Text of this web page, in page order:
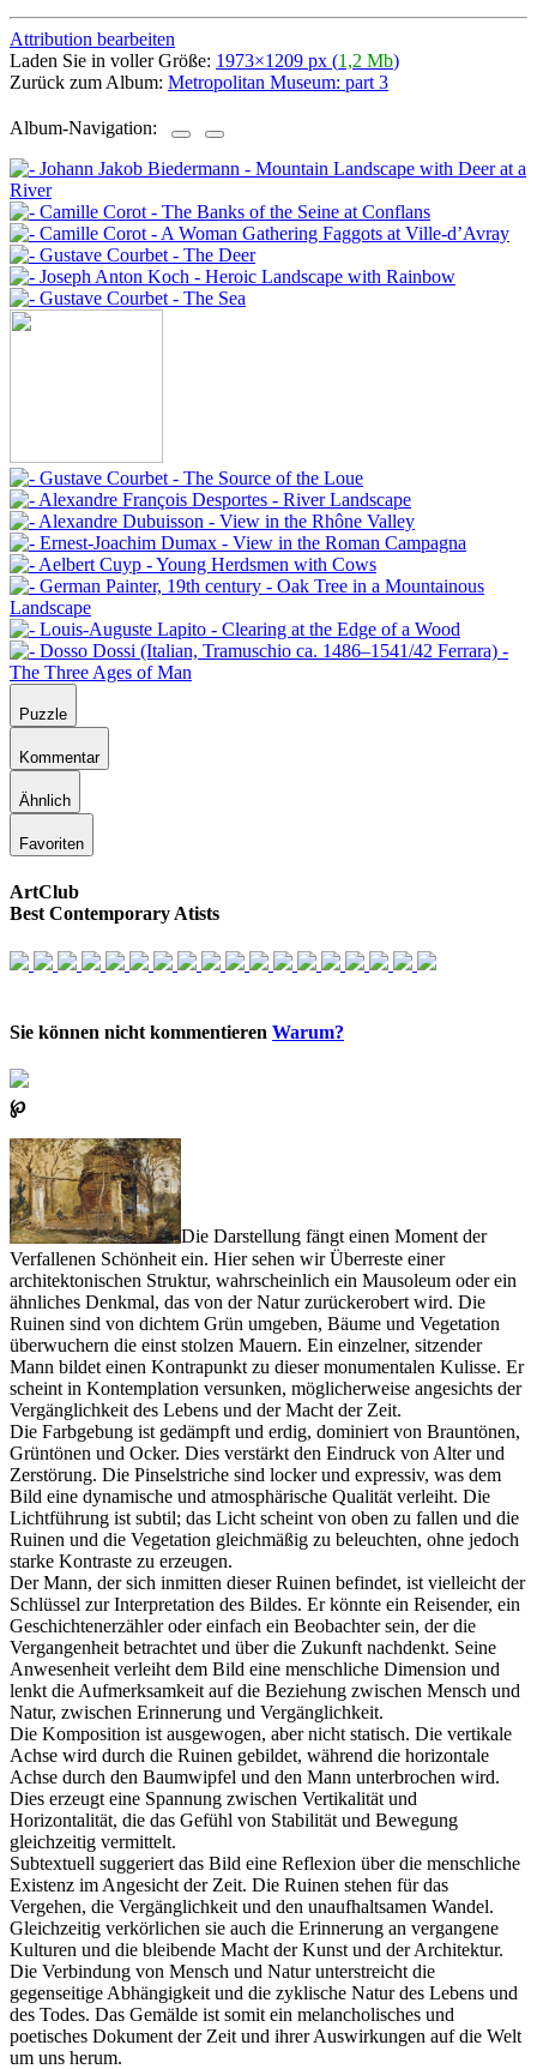
Attribution bearbeiten
Laden Sie in voller Größe: 1973×1209 px (1,2 Mb)
Zurück zum Album: Metropolitan Museum: part 3
Album-Navigation:
Puzzle
Kommentar
Ähnlich
Favoriten
ArtClub
Best Contemporary Atists
Sie können nicht kommentieren Warum?
℘
Die Darstellung fängt einen Moment der
Verfallenen Schönheit ein. Hier sehen wir Überreste einer
architektonischen Struktur, wahrscheinlich ein Mausoleum oder ein
ähnliches Denkmal, das von der Natur zurückerobert wird. Die
Ruinen sind von dichtem Grün umgeben, Bäume und Vegetation
überwuchern die einst stolzen Mauern. Ein einzelner, sitzender
Mann bildet einen Kontrapunkt zu dieser monumentalen Kulisse. Er
scheint in Kontemplation versunken, möglicherweise angesichts der
Vergänglichkeit des Lebens und der Macht der Zeit.
Die Farbgebung ist gedämpft und erdig, dominiert von Brauntönen,
Grüntönen und Ocker. Dies verstärkt den Eindruck von Alter und
Zerstörung. Die Pinselstriche sind locker und expressiv, was dem
Bild eine dynamische und atmosphärische Qualität verleiht. Die
Lichtführung ist subtil; das Licht scheint von oben zu fallen und die
Ruinen und die Vegetation gleichmäßig zu beleuchten, ohne jedoch
starke Kontraste zu erzeugen.
Der Mann, der sich inmitten dieser Ruinen befindet, ist vielleicht der
Schlüssel zur Interpretation des Bildes. Er könnte ein Reisender, ein
Geschichtenerzähler oder einfach ein Beobachter sein, der die
Vergangenheit betrachtet und über die Zukunft nachdenkt. Seine
Anwesenheit verleiht dem Bild eine menschliche Dimension und
lenkt die Aufmerksamkeit auf die Beziehung zwischen Mensch und
Natur, zwischen Erinnerung und Vergänglichkeit.
Die Komposition ist ausgewogen, aber nicht statisch. Die vertikale
Achse wird durch die Ruinen gebildet, während die horizontale
Achse durch den Baumwipfel und den Mann unterbrochen wird.
Dies erzeugt eine Spannung zwischen Vertikalität und
Horizontalität, die das Gefühl von Stabilität und Bewegung
gleichzeitig vermittelt.
Subtextuell suggeriert das Bild eine Reflexion über die menschliche
Existenz im Angesicht der Zeit. Die Ruinen stehen für das
Vergehen, die Vergänglichkeit und den unaufhaltsamen Wandel.
Gleichzeitig verkörlichen sie auch die Erinnerung an vergangene
Kulturen und die bleibende Macht der Kunst und der Architektur.
Die Verbindung von Mensch und Natur unterstreicht die
gegenseitige Abhängigkeit und die zyklische Natur des Lebens und
des Todes. Das Gemälde ist somit ein melancholisches und
poetisches Dokument der Zeit und ihrer Auswirkungen auf die Welt
um uns herum.